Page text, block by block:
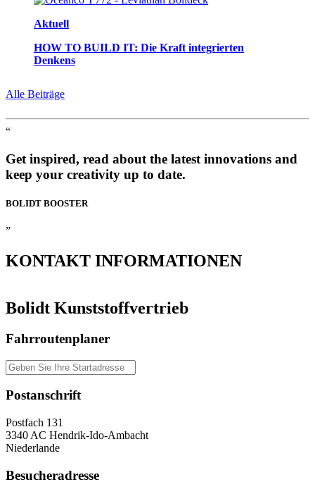
Aktuell
HOW TO BUILD IT: Die Kraft integrierten
Denkens
Alle Beiträge
“
Get inspired, read about the latest innovations and
keep your creativity up to date.
BOLIDT BOOSTER
”
KONTAKT INFORMATIONEN
Bolidt Kunststoffvertrieb
Fahrroutenplaner
Postanschrift
Postfach 131
3340 AC Hendrik-Ido-Ambacht
Niederlande
Besucheradresse